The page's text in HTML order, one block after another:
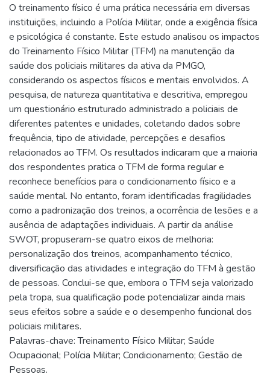
O treinamento físico é uma prática necessária em diversas
instituições, incluindo a Polícia Militar, onde a exigência física
e psicológica é constante. Este estudo analisou os impactos
do Treinamento Físico Militar (TFM) na manutenção da
saúde dos policiais militares da ativa da PMGO,
considerando os aspectos físicos e mentais envolvidos. A
pesquisa, de natureza quantitativa e descritiva, empregou
um questionário estruturado administrado a policiais de
diferentes patentes e unidades, coletando dados sobre
frequência, tipo de atividade, percepções e desafios
relacionados ao TFM. Os resultados indicaram que a maioria
dos respondentes pratica o TFM de forma regular e
reconhece benefícios para o condicionamento físico e a
saúde mental. No entanto, foram identificadas fragilidades
como a padronização dos treinos, a ocorrência de lesões e a
ausência de adaptações individuais. A partir da análise
SWOT, propuseram-se quatro eixos de melhoria:
personalização dos treinos, acompanhamento técnico,
diversificação das atividades e integração do TFM à gestão
de pessoas. Conclui-se que, embora o TFM seja valorizado
pela tropa, sua qualificação pode potencializar ainda mais
seus efeitos sobre a saúde e o desempenho funcional dos
policiais militares.
Palavras-chave: Treinamento Físico Militar; Saúde
Ocupacional; Polícia Militar; Condicionamento; Gestão de
Pessoas.